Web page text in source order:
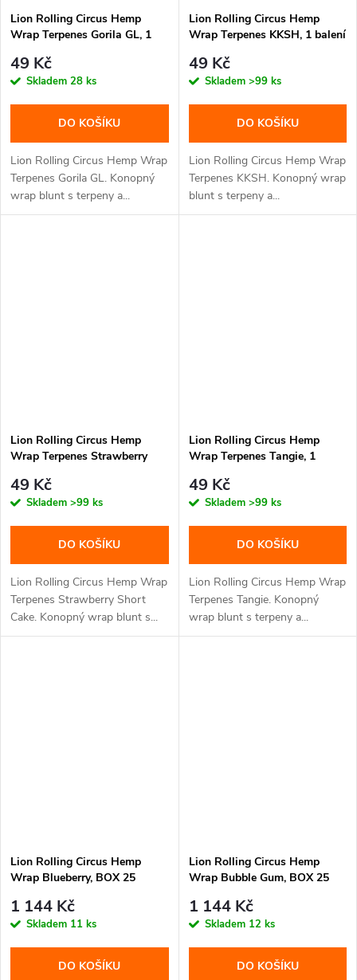
Lion Rolling Circus Hemp
Wrap Terpenes Gorila GL, 1
49 Kč
Skladem 28 ks
DO KOŠÍKU
Lion Rolling Circus Hemp Wrap
Terpenes Gorila GL. Konopný
wrap blunt s terpeny a...
Lion Rolling Circus Hemp
Wrap Terpenes KKSH, 1 balení
49 Kč
Skladem >99 ks
DO KOŠÍKU
Lion Rolling Circus Hemp Wrap
Terpenes KKSH. Konopný wrap
blunt s terpeny a...
Lion Rolling Circus Hemp
Wrap Terpenes Strawberry
49 Kč
Skladem >99 ks
DO KOŠÍKU
Lion Rolling Circus Hemp Wrap
Terpenes Strawberry Short
Cake. Konopný wrap blunt s...
Lion Rolling Circus Hemp
Wrap Terpenes Tangie, 1
49 Kč
Skladem >99 ks
DO KOŠÍKU
Lion Rolling Circus Hemp Wrap
Terpenes Tangie. Konopný
wrap blunt s terpeny a...
Lion Rolling Circus Hemp
Wrap Blueberry, BOX 25
1 144 Kč
Skladem 11 ks
DO KOŠÍKU
Lion Rolling Circus Hemp
Wrap Bubble Gum, BOX 25
1 144 Kč
Skladem 12 ks
DO KOŠÍKU